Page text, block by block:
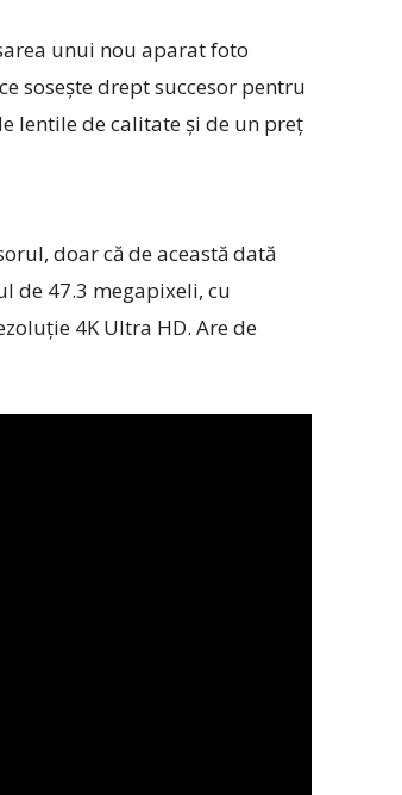
unui nou aparat foto
ce sosește drept succesor pentru
lentile de calitate și de un preț
doar că de această dată
de 47.3 megapixeli, cu
4K Ultra HD. Are de